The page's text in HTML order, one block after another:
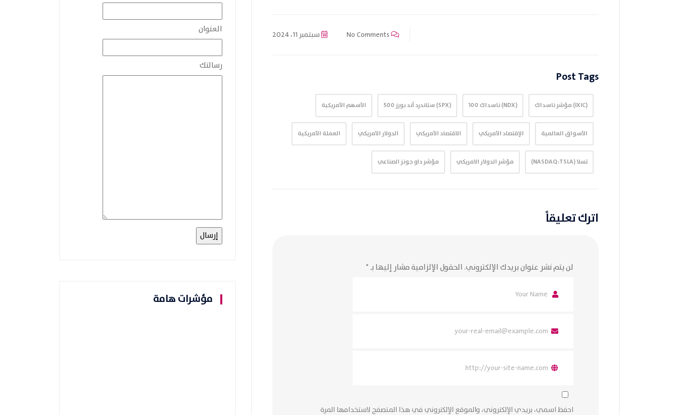
سبتمبر 11، 2024
Post Tags
(IXIC) مؤشر ناسداك (NDX) ناسداك 100 (SPX) ستاندرد آند بورز 500 الأسهم الأمريكية
الأسواق العالمية الإقتصاد الأمريكي الاقتصاد الأمريكي الدولار الأمريكي العملة الأمريكية
تسلا (NASDAQ:TSLA) مؤشر الدولار الامريكي مؤشر داو جونز الصناعي
اترك تعليقاً
لن يتم نشر عنوان بريدك الإلكتروني. الحقول الإلزامية مشار إليها بـ*
احفظ اسمي، بريدي الإلكتروني، والموقع الإلكتروني في هذا المتصفح لاستخدامها المرة
العنوان
رسالتك
مؤشرات هامة